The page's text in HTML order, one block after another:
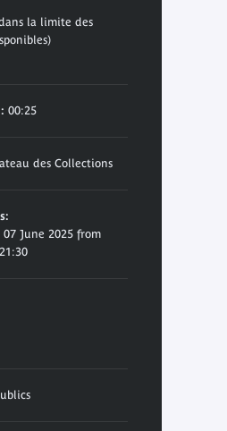
la limite des
00:25
des Collections
June 2025 from